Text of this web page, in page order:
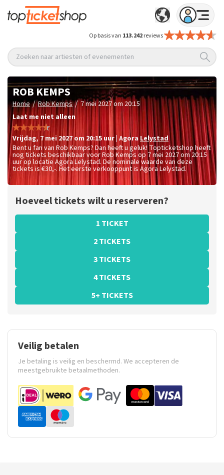
Op basis van 113.242reviews
Zoeken naar artiesten of evenementen
ROB KEMPS
Home / Rob Kemps / 7 mei 2027 om 20:15
Laat me niet alleen
vrijdag, 7 mei 2027 om 20:15 uur AgoraLelystad
Bent u fan van Rob Kemps? Dan heeft u geluk! Topticketshop heeft
nog tickets beschikbaar voor Rob Kemps op 7 mei 2027 om 20:15
uur op locatie Agora Lelystad. De nominale waarde van deze
tickets is€30,-. Het eerste verkooppunt is Agora Lelystad.
Hoeveel tickets wilt u reserveren?
1 TICKET
2 TICKETS
3 TICKETS
4 TICKETS
5+ TICKETS
Veilig betalen
Je betaling is veilig en beschermd. We accepteren de
meestgebruikte betaalmethoden.